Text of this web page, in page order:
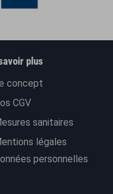
plus
concept
CGV
sanitaires
légales
personnelles